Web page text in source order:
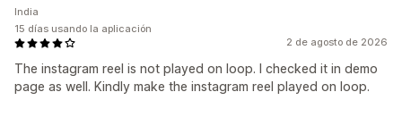
2 de agosto de 2026
The instagram reel is not played on loop. I checked it in demo
page as well. Kindly make the instagram reel played on loop.
India
15 días usando la aplicación